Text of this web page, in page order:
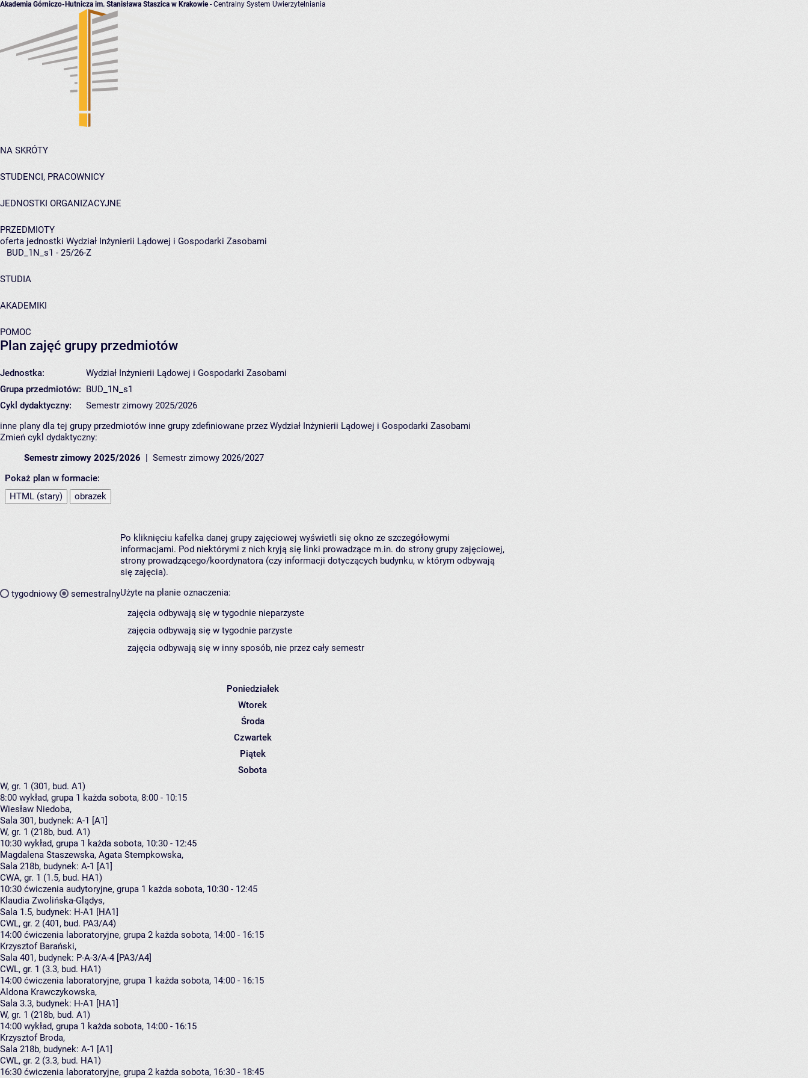
Akademia Górniczo-Hutnicza im. Stanisława Staszica w Krakowie- Centralny System Uwierzytelniania
NA SKRÓTY
STUDENCI, PRACOWNICY
JEDNOSTKI ORGANIZACYJNE
PRZEDMIOTY
oferta jednostki Wydział Inżynierii Lądowej i Gospodarki Zasobami
BUD_1N_s1 - 25/26-Z
STUDIA
AKADEMIKI
POMOC
Plan zajęć grupy przedmiotów
Jednostka:
Wydział Inżynierii Lądowej i Gospodarki Zasobami
Grupa przedmiotów: BUD_1N_s1
Cykl dydaktyczny:
Semestr zimowy 2025/2026
inne plany dla tej grupy przedmiotów inne grupy zdefiniowane przez Wydział Inżynierii Lądowej i Gospodarki Zasobami
Zmień cykl dydaktyczny:
Semestr zimowy 2025/2026
Semestr zimowy 2026/2027
Pokaż plan w formacie:
HTML (stary)
obrazek
tygodniowy semestralny
Po kliknięciu kafelka danej grupy zajęciowej wyświetli się okno ze szczegółowymi
informacjami. Pod niektórymi z nich kryją się linki prowadzące m.in. do strony grupy zajęciowej,
strony prowadzącego/koordynatora (czy informacji dotyczących budynku, w którym odbywają
się zajęcia).
Użyte na planie oznaczenia:
zajęcia odbywają się w tygodnie nieparzyste
zajęcia odbywają się w tygodnie parzyste
zajęcia odbywają się w inny sposób, nie przez cały semestr
Poniedziałek
Wtorek
Środa
Czwartek
Piątek
Sobota
W, gr. 1 (301, bud. A1)
8:00 wykład, grupa 1 każda sobota, 8:00 - 10:15
Wiesław Niedoba,
Sala 301, budynek: A-1 [A1]
W, gr. 1 (218b, bud. A1)
10:30 wykład, grupa 1 każda sobota, 10:30 - 12:45
Magdalena Staszewska, Agata Stempkowska,
Sala 218b, budynek: A-1 [A1]
CWA, gr. 1 (1.5, bud. HA1)
10:30 ćwiczenia audytoryjne, grupa 1 każda sobota, 10:30 - 12:45
Klaudia Zwolińska-Glądys,
Sala 1.5, budynek: H-A1 [HA1]
CWL, gr. 2 (401, bud. PA3/A4)
14:00 ćwiczenia laboratoryjne, grupa 2 każda sobota, 14:00 - 16:15
Krzysztof Barański,
Sala 401, budynek: P-A-3/A-4 [PA3/A4]
CWL, gr. 1 (3.3, bud. HA1)
14:00 ćwiczenia laboratoryjne, grupa 1 każda sobota, 14:00 - 16:15
Aldona Krawczykowska,
Sala 3.3, budynek: H-A1 [HA1]
W, gr. 1 (218b, bud. A1)
14:00 wykład, grupa 1 każda sobota, 14:00 - 16:15
Krzysztof Broda,
Sala 218b, budynek: A-1 [A1]
CWL, gr. 2 (3.3, bud. HA1)
16:30 ćwiczenia laboratoryjne, grupa 2 każda sobota, 16:30 - 18:45